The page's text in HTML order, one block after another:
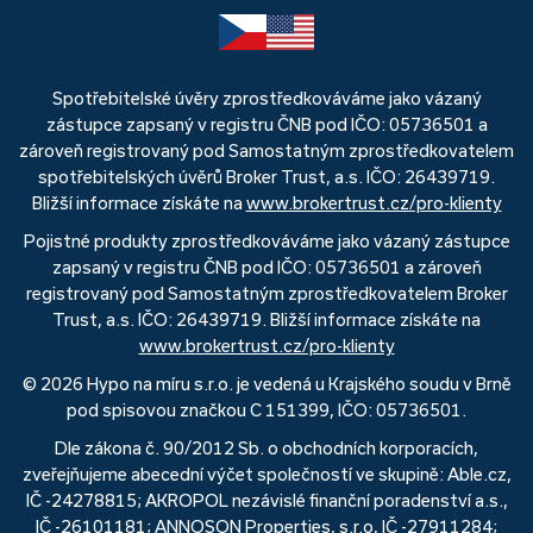
Spotřebitelské úvěry zprostředkováváme jako vázaný
zástupce zapsaný v registru ČNB pod IČO: 05736501 a
zároveň registrovaný pod Samostatným zprostředkovatelem
spotřebitelských úvěrů Broker Trust, a.s. IČO: 26439719.
Bližší informace získáte na www.brokertrust.cz/pro-klienty
Pojistné produkty zprostředkováváme jako vázaný zástupce
zapsaný v registru ČNB pod IČO: 05736501 a zároveň
registrovaný pod Samostatným zprostředkovatelem Broker
Trust, a.s. IČO: 26439719. Bližší informace získáte na
www.brokertrust.cz/pro-klienty
© 2026 Hypo na míru s.r.o. je vedená u Krajského soudu v Brně
pod spisovou značkou C 151399, IČO: 05736501.
Dle zákona č. 90/2012 Sb. o obchodních korporacích,
zveřejňujeme abecední výčet společností ve skupině: Able.cz,
IČ -24278815; AKROPOL nezávislé finanční poradenství a.s.,
IČ -26101181; ANNOSON Properties, s.r.o, IČ -27911284;